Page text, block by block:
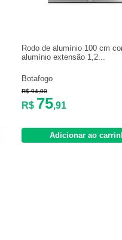
Rodo de alumínio 100 cm
alumínio extensão 1,2...
Botafogo
R$ 94,00
R$ 75,91
Adicionar ao